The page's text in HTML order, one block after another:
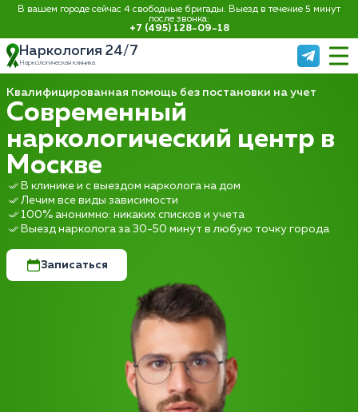
В вашем городе сейчас 4 свободные бригады. Выезд в течение 5 минут
после звонка:
+7 (495) 128-09-18
Наркология 24/7
Наркологическая клиника
Квалифицированная помощь без постановки на учет
Современный
наркологический центр в
Москве
В клинике и с выездом нарколога на дом
Лечим все виды зависимости
100% анонимно: никаких списков и учета
Выезд нарколога за 30-50 минут в любую точку города
Записаться